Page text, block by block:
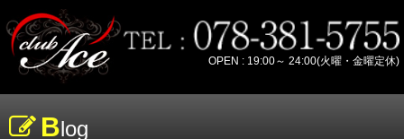
OPEN : 19:00～ 24:00(火曜・金曜定休)
Blog